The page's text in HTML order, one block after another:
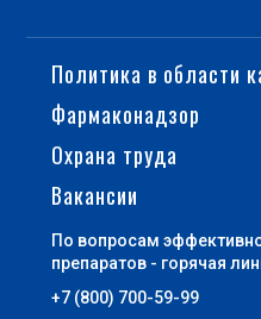
Политика в области
Фармаконадзор
Охрана труда
Вакансии
По вопросам
препаратов - горячая
+7 (800) 700-59-99